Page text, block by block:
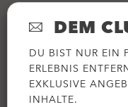
DEM
DU BIST NUR EIN
ERLEBNIS
EXKLUSIVE
INHALTE.